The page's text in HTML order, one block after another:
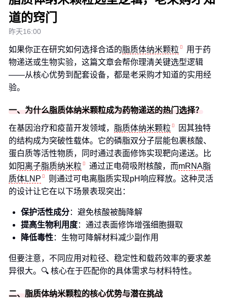
道的窍门
昨天16:00
如果你正在研究如何选择合适的脂质体纳米颗粒
用于药
物递送或生物实验，这篇文章会帮你理清关键选型逻辑
——从核心优势到配套设备，都是老采购才知道的实用经
验。
一、为什么脂质体纳米颗粒成为药物递送的热门选择？
在基因治疗和疫苗开发领域， 脂质体纳米颗粒
因其独特
的结构成为突破性载体。它的磷脂双分子层能包裹核酸、
蛋白质等活性物质，同时通过表面修饰实现靶向递送。比
如 阳离子脂质纳米粒 通过正电荷吸附核酸，而mRNA脂
质体LNP
则通过可电离脂质实现pH响应释放。这种灵活
的设计让它在以下场景表现突出：
保护活性成分：避免核酸被酶降解
提高生物利用度：通过表面修饰增强细胞摄取
降低毒性：生物可降解材料减少副作用
但要注意，不同应用对粒径、稳定性和载药效率的要求差
异很大。🔍 核心在于匹配你的具体需求与材料特性。
二、脂质体纳米颗粒的核心优势与潜在挑战